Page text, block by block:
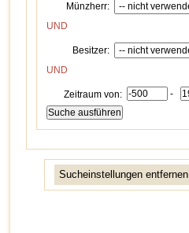
Münzherr:
UND
Besitzer:
UND
Zeitraum von: -
Sucheinstellungen entfernen